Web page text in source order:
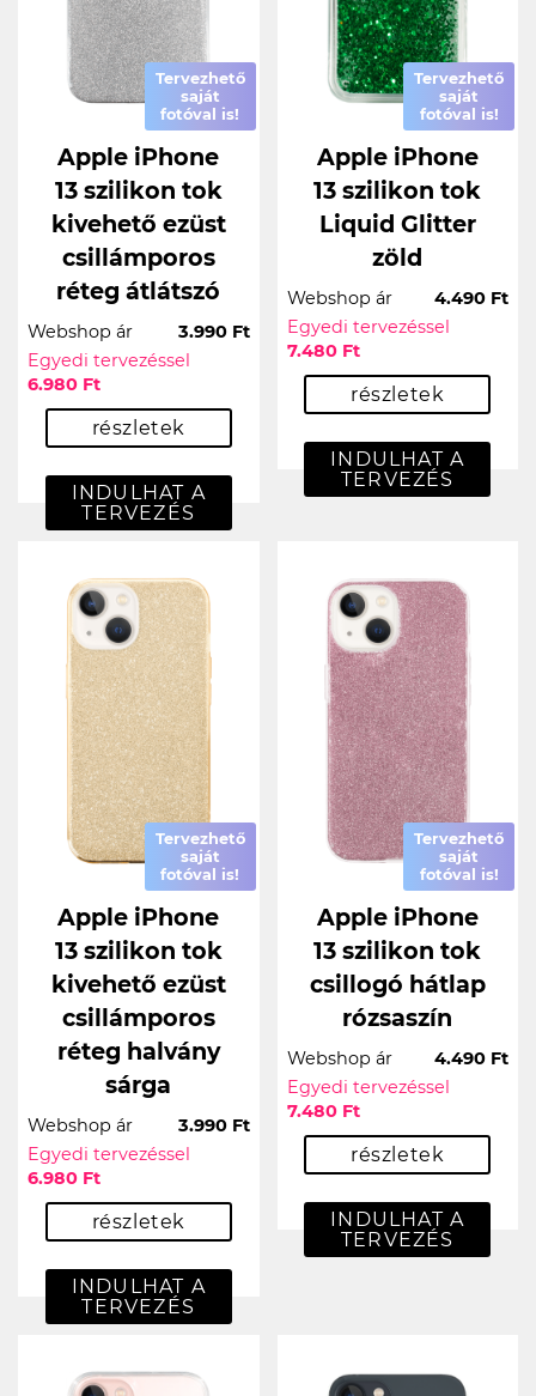
Tervezhető
saját
fotóval is!
Apple iPhone
13 szilikon tok
kivehető ezüst
csillámporos
réteg átlátszó
Webshop ár
3.990 Ft
Egyedi tervezéssel
6.980 Ft
részletek
INDULHAT A
TERVEZÉS
Tervezhető
saját
fotóval is!
Apple iPhone
13 szilikon tok
Liquid Glitter
zöld
Webshop ár
4.490 Ft
Egyedi tervezéssel
7.480 Ft
részletek
INDULHAT A
TERVEZÉS
Tervezhető
saját
fotóval is!
Apple iPhone
13 szilikon tok
kivehető ezüst
csillámporos
réteg halvány
sárga
Webshop ár
3.990 Ft
Egyedi tervezéssel
6.980 Ft
részletek
INDULHAT A
TERVEZÉS
Tervezhető
saját
fotóval is!
Apple iPhone
13 szilikon tok
csillogó hátlap
rózsaszín
Webshop ár
4.490 Ft
Egyedi tervezéssel
7.480 Ft
részletek
INDULHAT A
TERVEZÉS